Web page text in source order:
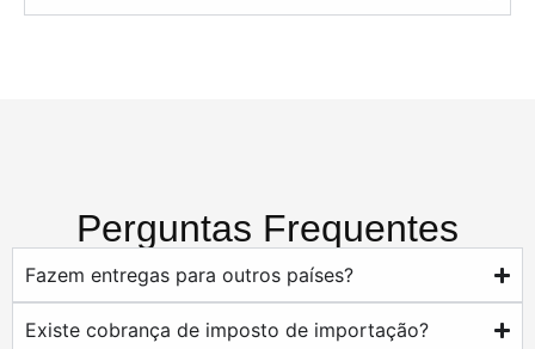
Perguntas Frequentes
Fazem entregas para outros países?
Existe cobrança de imposto de importação?